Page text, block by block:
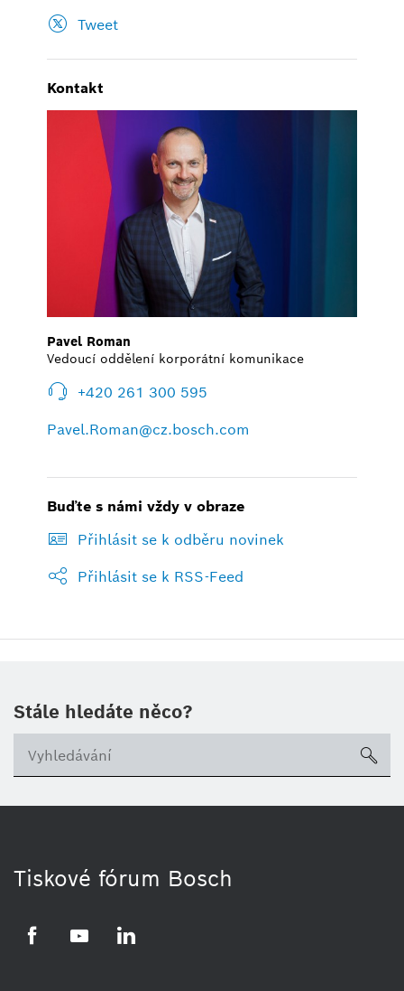
Tweet
Kontakt
Pavel Roman
Vedoucí oddělení korporátní komunikace
+420 261 300 595
Pavel.Roman@cz.bosch.com
Buďte s námi vždy v obraze
Přihlásit se k odběru novinek
Přihlásit se k RSS-Feed
Stále hledáte něco?
Tiskové fórum Bosch